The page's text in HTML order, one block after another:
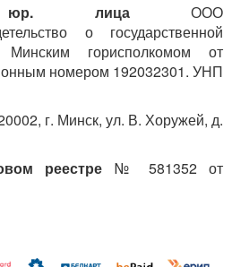
юр. лицаООО
о государственной
Минским горисполкомом от
номером 192032301. УНП
г. Минск, ул. В. Хоружей, д.
реестре № 581352 от